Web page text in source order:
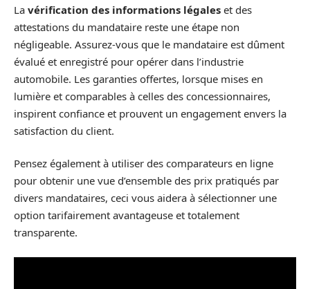
La vérification des informations légales et des
attestations du mandataire reste une étape non
négligeable. Assurez-vous que le mandataire est dûment
évalué et enregistré pour opérer dans l’industrie
automobile. Les garanties offertes, lorsque mises en
lumière et comparables à celles des concessionnaires,
inspirent confiance et prouvent un engagement envers la
satisfaction du client.
Pensez également à utiliser des comparateurs en ligne
pour obtenir une vue d’ensemble des prix pratiqués par
divers mandataires, ceci vous aidera à sélectionner une
option tarifairement avantageuse et totalement
transparente.